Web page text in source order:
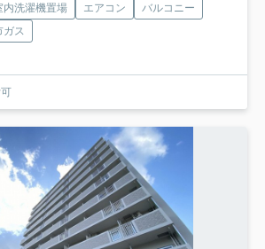
内洗濯機置場 エアコン
バルコニー
ガス